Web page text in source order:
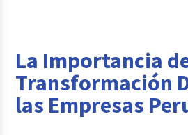
La Importancia
Transformación
las Empresas